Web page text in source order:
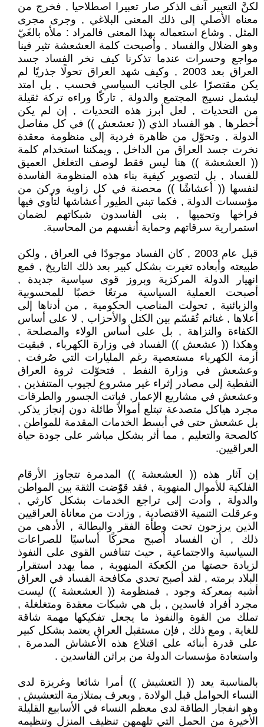
لكنَّ التعبير آنف الذكر صار تعبيرا اصطلاحيا , فخرج من
معناه الأصلي إلى ذلك المعنى البلاغي , وجرى مجرى
المثل , وشاع استعماله بهذا المعنى فالمراد : ملأه بالغَيّ
وهو الضلال والفساد , وأصبحت كلمة العشعشة تثير فينا
مواجع وحسرات عندما تذكرنا كيف نخر الفساد جسد
العراق بعد 2003 , وكيف شهد العراق تحولًا جذريًا لم
يكن مقتصرًا على الجانب السياسي فحسب , بل امتد
ليشمل نسيج المجتمع والدولة , تاركًا وراءه تركة ثقيلة
من التحديات , لعل أبرز هذه التحديات , إن لم يكن
أخطرها , هو الفساد الذي (( تعشعش )) في كل مفاصل
الدولة , وتحوّل من ظاهرة فردية إلى منظومة معقدة
نخرت جسد العراق من الداخل , ويمكننا استخدام كلمة
(( العشعشة )) هنا ليس فقط لوصف التغلغل العميق
للفساد , بل لتصوير كيفية بناء هذه المنظومة الفاسدة
لنفسها (( أعشاشًا )) محصنة في كل زاوية وركن من
مؤسسات الدولة , فكما تبني الطيور أعشاشها لتأوي فيها
فراخها وتحميها , بنى الفاسدون شبكاتهم لضمان
استمرارية سرقاتهم وحماية أنفسهم من المحاسبة.
قبل عام 2003 , كان الفساد موجودًا في العراق , ولكن
طبيعته وأبعاده تغيرت بشكل كبير بعد ذلك التاريخ , فمع
انهيار الدولة المركزية وبروز قوى سياسية جديدة ,
أصبحت العملية السياسية مرتعًا خصبًا للمحسوبية
والزبائنية , تحولت المناصب الحكومية , من أدناها إلى
أعلاها , غنائم تُقسّم بين الكتل والأحزاب , لا على أساس
الكفاءة والنزاهة , بل على أساس الولاء والمصلحة ,
وهكذا (( عشعش )) الفساد في وزارة الكهرباء , فبقيت
أزمة الكهرباء مستعصية رغم المليارات التي صُرفت ,
وعشعش في وزارة النفط , فتحوّلت ثروة العراق
النفطية إلى مصادر إثراء غير مشروع لجيوب المتنفذين ,
وعشعش في مشاريع الإعمار, فباتت الجسور والطرقات
مجرد هياكل متصدعة تبتلع أموالاً طائلة دون إنجاز يذكر,
بل عشعش حتى في أبسط الخدمات المقدمة للمواطن ,
كالصحة والتعليم , مما أثر بشكل مباشر على جودة حياة
العراقيين.
إن آثار هذه (( العشعشة )) المدمرة تتجاوز الأرقام
الفلكية للأموال المنهوبة , فقد قوّضت الثقة بين المواطن
والدولة , وأدت إلى تراجع الخدمات بشكل كارثي ,
وعرقلت التنمية الاقتصادية , وزادت من معاناة العراقيين
الذين يرزحون تحت وطأة الفقر والبطالة , الأدهى من
ذلك , أن الفساد أصبح محركًا أساسيًا للصراعات
السياسية والاجتماعية , حيث تتنافس القوى على النفوذ
لزيادة حصتها من الكعكة المنهوبة , مما يهدد استقرار
البلاد برمته , لقد أصبح تحدي مكافحة الفساد في العراق
أشبه بمعركة وجود , فمنظومة (( العشعشة )) ليست
مجرد أفراد فاسدين , بل هي شبكات معقدة ومتغلغلة ,
تملك من القوة والنفوذ ما يجعل تفكيكها مهمة شاقة
للغاية , ومع ذلك , فإن مستقبل العراق يعتمد بشكل كبير
على قدرة أبنائه على اقتلاع هذه الأعشاش المدمرة ,
واستعادة مؤسسات الدولة من براثن الفاسدين .
بالمناسبة يعد (( التعشيش )) أمرا شائعا وغريزة لدى
النساء الحوامل قبل الولادة , ويعرف بمتلازمة التعشيش ,
وهو انفجار الطاقة لدى معظم النساء في الأسابيع القليلة
الأخيرة من الحمل التي تلهمهن تنظيف المنزل وتنظيمه